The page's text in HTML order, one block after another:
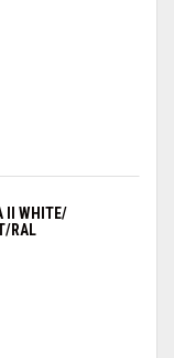
II WHITE/
RAL